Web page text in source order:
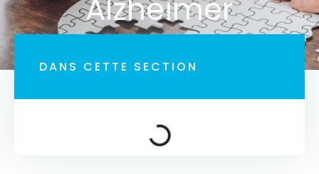
Alzheimer
DANS CETTE SECTION